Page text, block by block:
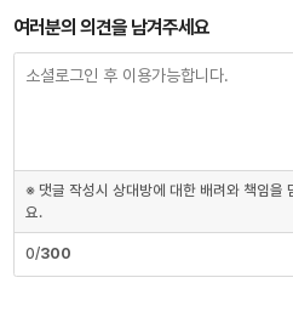
여러분의 의견을 남겨주세요
※ 댓글 작성시 상대방에 대한 배려와 책임을
요.
0/300